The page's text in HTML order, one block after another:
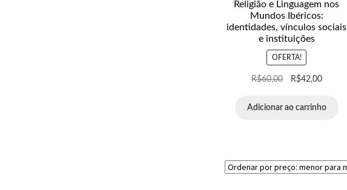
Religião e Linguagem nos
Mundos Ibéricos:
identidades, vínculos sociais
e instituições
OFERTA!
R$60,00 R$42,00
Adicionar ao carrinho